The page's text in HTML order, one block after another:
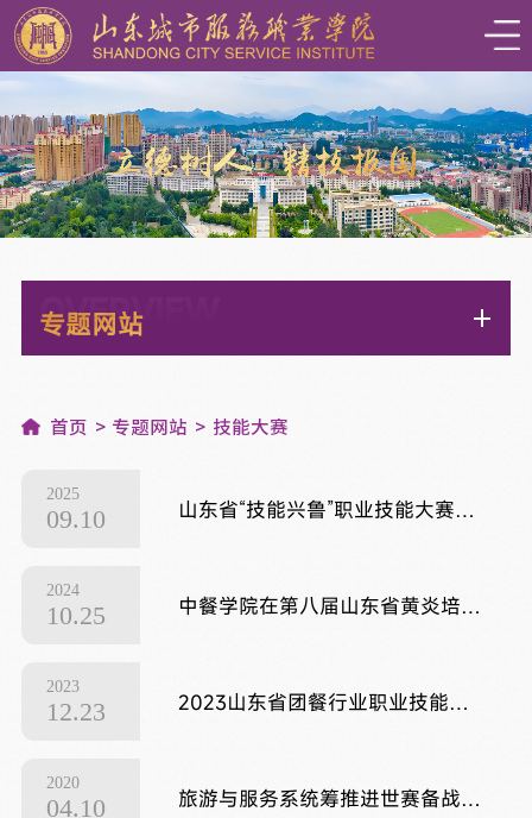
OVERVIEW
专题网站
首页 专题网站 技能大赛
2025
09.10 山东省“技能兴鲁”职业技能大赛—2025年山东省职业培训行业协会职业技能竞赛调饮师赛项在山东城市服务职业学院开赛
2024
10.25 中餐学院在第八届山东省黄炎培职业教育创新创业大赛中喜获二等奖
2023
12.23 2023山东省团餐行业职业技能竞赛总决赛在我院举行
2020
04.10 旅游与服务系统筹推进世赛备战培训工作